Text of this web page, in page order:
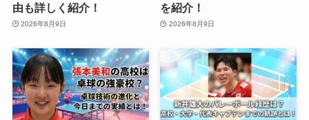
由も詳しく紹介！
2026年8月9日
を紹介！
2026年8月9日